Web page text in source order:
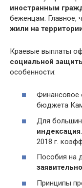
иностранным
беженцам. Главное,
жили на
Краевые выплаты
социальной
особенности:
Финансовое
бюджета
Для
индексация
2018 г.
Пособия на
Принципы